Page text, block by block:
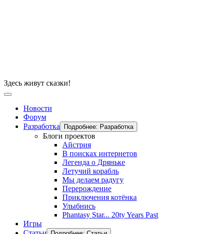
Здесь живут сказки!
Новости
Форум
Разработка
Подробнее: Разработка
Блоги проектов
Айстрия
В поисках интернетов
Легенда о Дряньке
Летучий корабль
Мы делаем радугу
Перерождение
Приключения котёнка
Улыбнись
Phantasy Star... 20ty Years Past
Игры